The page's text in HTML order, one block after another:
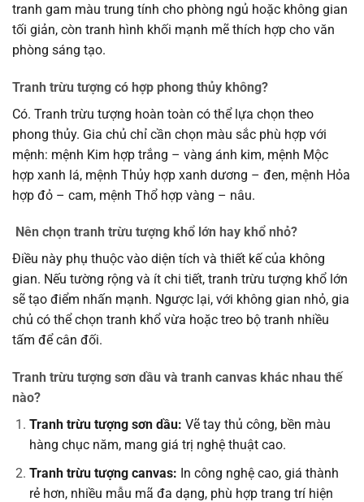
tranh gam màu trung tính cho phòng ngủ hoặc không gian
tối giản, còn tranh hình khối mạnh mẽ thích hợp cho văn
phòng sáng tạo.
Tranh trừu tượng có hợp phong thủy không?
Có. Tranh trừu tượng hoàn toàn có thể lựa chọn theo
phong thủy. Gia chủ chỉ cần chọn màu sắc phù hợp với
mệnh: mệnh Kim hợp trắng – vàng ánh kim, mệnh Mộc
hợp xanh lá, mệnh Thủy hợp xanh dương – đen, mệnh Hỏa
hợp đỏ – cam, mệnh Thổ hợp vàng – nâu.
Nên chọn tranh trừu tượng khổ lớn hay khổ nhỏ?
Điều này phụ thuộc vào diện tích và thiết kế của không
gian. Nếu tường rộng và ít chi tiết, tranh trừu tượng khổ lớn
sẽ tạo điểm nhấn mạnh. Ngược lại, với không gian nhỏ, gia
chủ có thể chọn tranh khổ vừa hoặc treo bộ tranh nhiều
tấm để cân đối.
Tranh trừu tượng sơn dầu và tranh canvas khác nhau thế
nào?
Tranh trừu tượng sơn dầu: Vẽ tay thủ công, bền màu
hàng chục năm, mang giá trị nghệ thuật cao.
Tranh trừu tượng canvas: In công nghệ cao, giá thành
rẻ hơn, nhiều mẫu mã đa dạng, phù hợp trang trí hiện